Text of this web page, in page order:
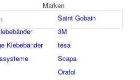
Klebebänder
Marken
Saint Gobain
3M
tesa
Scapa
Orafol